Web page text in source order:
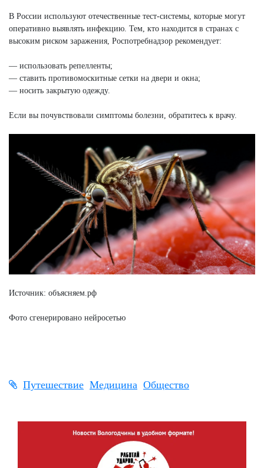
В России используют отечественные тест-системы, которые могут
оперативно выявлять инфекцию. Тем, кто находится в странах с
высоким риском заражения, Роспотребнадзор рекомендует:
— использовать репелленты;
— ставить противомоскитные сетки на двери и окна;
— носить закрытую одежду.
Если вы почувствовали симптомы болезни, обратитесь к врачу.
Источник: объясняем.рф
Фото сгенерировано нейросетью
Путешествие Медицина Общество